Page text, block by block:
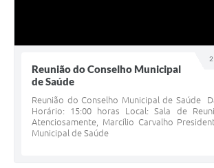
Reunião do Conselho Municipal
de Saúde
Reunião do Conselho Municipal de Saúde
Horário: 15:00 horas Local: Sala de
Atenciosamente, Marcílio Carvalho
Municipal de Saúde